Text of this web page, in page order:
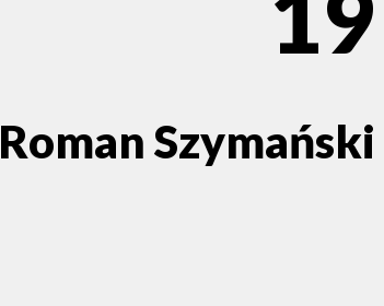
Roman Szymański